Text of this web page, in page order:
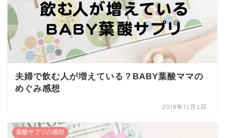
夫婦で飲む人が増えている？BABY葉酸ママの
めぐみ感想
2018年12月2日
葉酸サプリの感想